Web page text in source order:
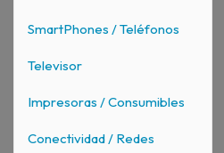
SmartPhones / Teléfonos
Televisor
Impresoras / Consumibles
Conectividad / Redes